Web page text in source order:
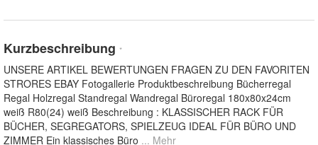
Kurzbeschreibung *
UNSERE ARTIKEL BEWERTUNGEN FRAGEN ZU DEN FAVORITEN
STRORES EBAY Fotogallerie Produktbeschreibung Bücherregal
Regal Holzregal Standregal Wandregal Büroregal 180x80x24cm
weiß R80(24) weiß Beschreibung : KLASSISCHER RACK FÜR
BÜCHER, SEGREGATORS, SPIELZEUG IDEAL FÜR BÜRO UND
ZIMMER Ein klassisches Büro ... Mehr